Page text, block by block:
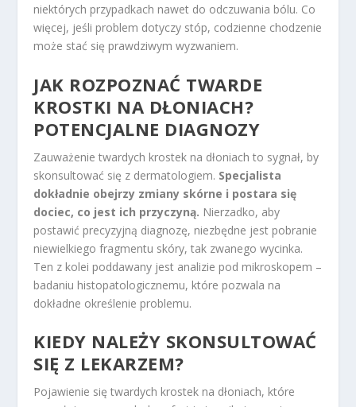
niektórych przypadkach nawet do odczuwania bólu. Co
więcej, jeśli problem dotyczy stóp, codzienne chodzenie
może stać się prawdziwym wyzwaniem.
JAK ROZPOZNAĆ TWARDE
KROSTKI NA DŁONIACH?
POTENCJALNE DIAGNOZY
Zauważenie twardych krostek na dłoniach to sygnał, by
skonsultować się z dermatologiem. Specjalista
dokładnie obejrzy zmiany skórne i postara się
dociec, co jest ich przyczyną. Nierzadko, aby
postawić precyzyjną diagnozę, niezbędne jest pobranie
niewielkiego fragmentu skóry, tak zwanego wycinka.
Ten z kolei poddawany jest analizie pod mikroskopem –
badaniu histopatologicznemu, które pozwala na
dokładne określenie problemu.
KIEDY NALEŻY SKONSULTOWAĆ
SIĘ Z LEKARZEM?
Pojawienie się twardych krostek na dłoniach, które